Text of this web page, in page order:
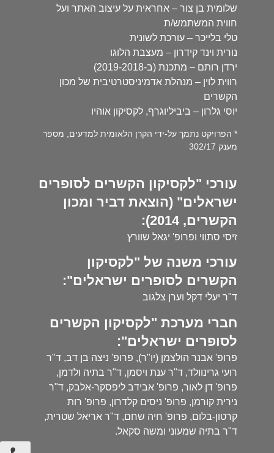
שלומית בן צור – אחראית על עיצוב האתר ועל
חווית המשתמש/ת
טלי בלייכר – עורכת לשונית
נורית וינד קידרון – מעצבת הלוגו
ירדן רותם – מתכנת (ב-2019-2018)
רווית לוין – מנהלת אדמיניסטרטיבית של מכון
הקשרים
יוסי גלרון – ביביליוגרף, לקסיקון אוהיו
* הפרויקט נתמך על-ידי הקרן הלאומית למדעים, מספר
מענק 302/17
עורכי "לקסיקון הקשרים לסופרים
ישראלים" (הוצאת דביר ומכון
הקשרים, 2014):
זיסי סתווי ופרופ' יגאל שוורץ
עורכי משנה של "לקסיקון
הקשרים לסופרים ישראלים":
ד"ר יעלי דקל וערן צלגוב
חברי מערכת "לקסיקון הקשרים
לסופרים ישראלים":
פרופ' אבנר הולצמן (יו"ר), פרופ' ניצה בן דב, ד"ר
רועי גרינוולד, ד"ר ענת ויסמן, ד"ר בתיה ולדמן,
פרופ' דן לאור, פרופ' אבידב ליפסקר-אלבק, ד"ר
נירית קורמן, פרופ' ניסים קלדרון, פרופ' רות
קרטון-בלום, פרופ' חיה שחם, ד"ר אריאל שטרית,
ד"ר בתיה שמעוני ומשה סקאל.